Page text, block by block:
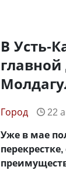
В Усть-
Город 22
Уже в мае